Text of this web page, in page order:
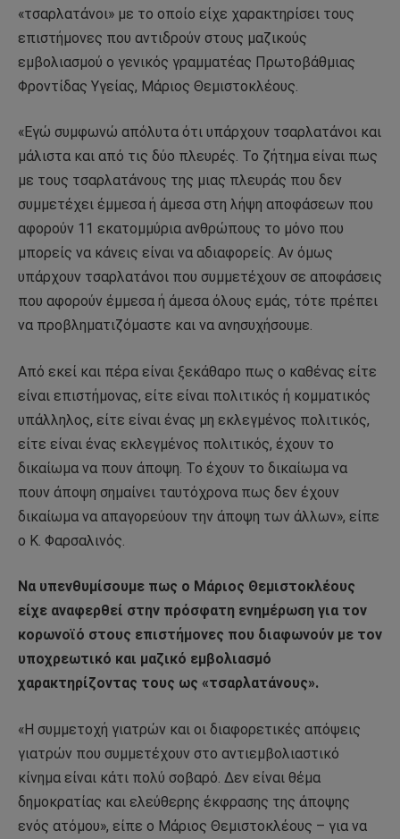
«τσαρλατάνοι» με το οποίο είχε χαρακτηρίσει τους
επιστήμονες που αντιδρούν στους μαζικούς
εμβολιασμού ο γενικός γραμματέας Πρωτοβάθμιας
Φροντίδας Υγείας, Μάριος Θεμιστοκλέους.
«Εγώ συμφωνώ απόλυτα ότι υπάρχουν τσαρλατάνοι και
μάλιστα και από τις δύο πλευρές. Το ζήτημα είναι πως
με τους τσαρλατάνους της μιας πλευράς που δεν
συμμετέχει έμμεσα ή άμεσα στη λήψη αποφάσεων που
αφορούν 11 εκατομμύρια ανθρώπους το μόνο που
μπορείς να κάνεις είναι να αδιαφορείς. Αν όμως
υπάρχουν τσαρλατάνοι που συμμετέχουν σε αποφάσεις
που αφορούν έμμεσα ή άμεσα όλους εμάς, τότε πρέπει
να προβληματιζόμαστε και να ανησυχήσουμε.
Από εκεί και πέρα είναι ξεκάθαρο πως ο καθένας είτε
είναι επιστήμονας, είτε είναι πολιτικός ή κομματικός
υπάλληλος, είτε είναι ένας μη εκλεγμένος πολιτικός,
είτε είναι ένας εκλεγμένος πολιτικός, έχουν το
δικαίωμα να πουν άποψη. Το έχουν το δικαίωμα να
πουν άποψη σημαίνει ταυτόχρονα πως δεν έχουν
δικαίωμα να απαγορεύουν την άποψη των άλλων», είπε
ο Κ. Φαρσαλινός.
Να υπενθυμίσουμε πως ο Μάριος Θεμιστοκλέους
είχε αναφερθεί στην πρόσφατη ενημέρωση για τον
κορωνοϊό στους επιστήμονες που διαφωνούν με τον
υποχρεωτικό και μαζικό εμβολιασμό
χαρακτηρίζοντας τους ως «τσαρλατάνους».
«Η συμμετοχή γιατρών και οι διαφορετικές απόψεις
γιατρών που συμμετέχουν στο αντιεμβολιαστικό
κίνημα είναι κάτι πολύ σοβαρό. Δεν είναι θέμα
δημοκρατίας και ελεύθερης έκφρασης της άποψης
ενός ατόμου», είπε ο Μάριος Θεμιστοκλέους – για να